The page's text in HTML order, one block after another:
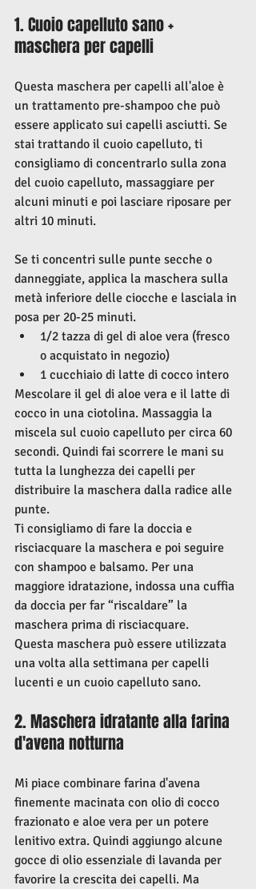
1. Cuoio capelluto sano +
maschera per capelli
Questa maschera per capelli all'aloe è
un trattamento pre-shampoo che può
essere applicato sui capelli asciutti. Se
stai trattando il cuoio capelluto, ti
consigliamo di concentrarlo sulla zona
del cuoio capelluto, massaggiare per
alcuni minuti e poi lasciare riposare per
altri 10 minuti.
Se ti concentri sulle punte secche o
danneggiate, applica la maschera sulla
metà inferiore delle ciocche e lasciala in
posa per 20-25 minuti.
1/2 tazza di gel di aloe vera (fresco
o acquistato in negozio)
1 cucchiaio di latte di cocco intero
Mescolare il gel di aloe vera e il latte di
cocco in una ciotolina. Massaggia la
miscela sul cuoio capelluto per circa 60
secondi. Quindi fai scorrere le mani su
tutta la lunghezza dei capelli per
distribuire la maschera dalla radice alle
punte.
Ti consigliamo di fare la doccia e
risciacquare la maschera e poi seguire
con shampoo e balsamo. Per una
maggiore idratazione, indossa una cuffia
da doccia per far “riscaldare” la
maschera prima di risciacquare.
Questa maschera può essere utilizzata
una volta alla settimana per capelli
lucenti e un cuoio capelluto sano.
2. Maschera idratante alla farina
d'avena notturna
Mi piace combinare farina d'avena
finemente macinata con olio di cocco
frazionato e aloe vera per un potere
lenitivo extra. Quindi aggiungo alcune
gocce di olio essenziale di lavanda per
favorire la crescita dei capelli. Ma